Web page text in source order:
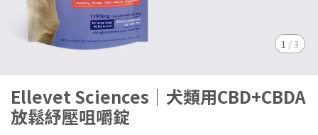
1 /3
Ellevet Sciences｜犬類用CBD+CBDA
放鬆紓壓咀嚼錠